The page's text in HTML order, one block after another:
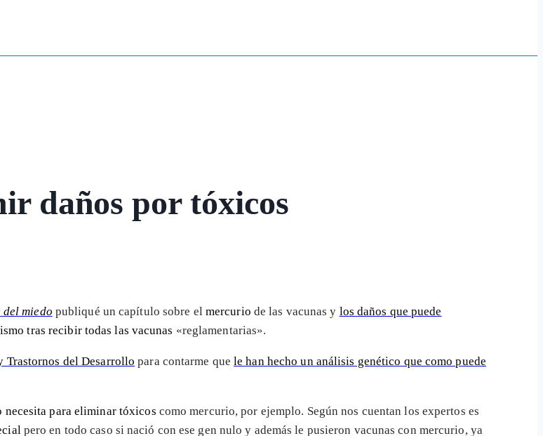
daños por tóxicos
del miedo publiqué un capítulo sobre el mercurio de las vacunas y los daños que puede
tras recibir todas las vacunas «reglamentarias».
Trastornos del Desarrollo para contarme quele han hecho un análisis genético que como puede
necesita para eliminar tóxicos como mercurio, por ejemplo. Según nos cuentan los expertos es
pero en todo caso si nació con ese gen nulo y además le pusieron vacunas con mercurio, ya